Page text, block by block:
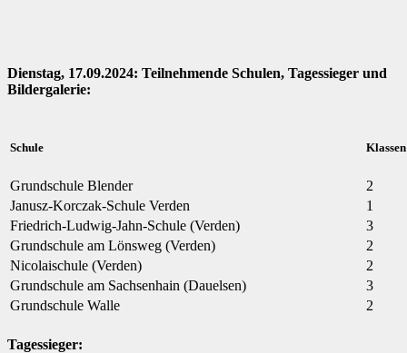
Dienstag, 17.09.2024: Teilnehmende Schulen, Tagessieger und
Bildergalerie:
Schule Klassen
Grundschule Blender
2
Janusz-Korczak-Schule Verden
1
Friedrich-Ludwig-Jahn-Schule (Verden)
3
Grundschule am Lönsweg (Verden)
2
Nicolaischule (Verden)
2
Grundschule am Sachsenhain (Dauelsen)
3
Grundschule Walle
2
Tagessieger: